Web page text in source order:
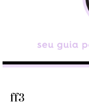
ff3